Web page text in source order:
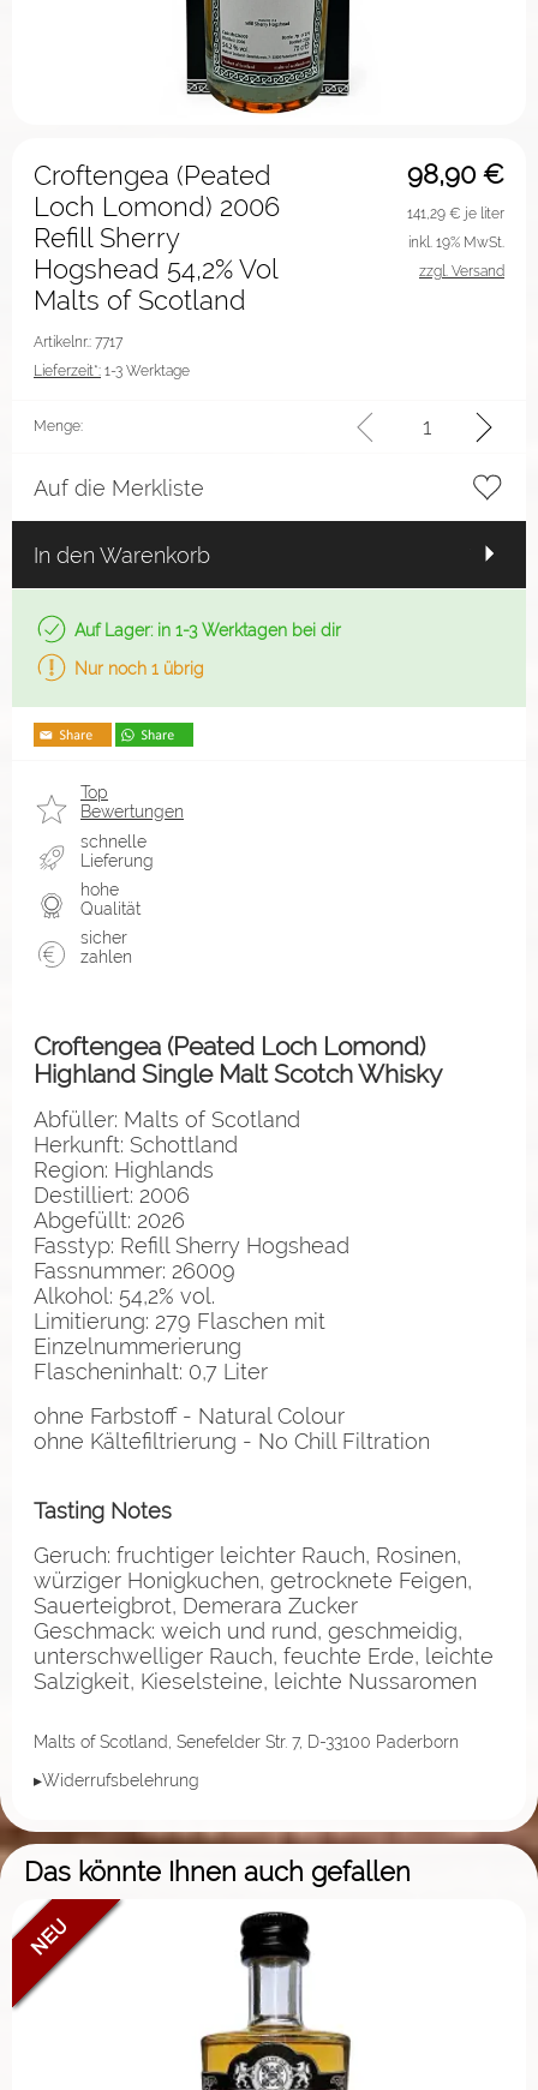
98,90 €
Croftengea (Peated
Loch Lomond) 2006
Refill Sherry
Hogshead 54,2% Vol
Malts of Scotland
Artikelnr.: 7717
Lieferzeit*: 1-3 Werktage
141,29 € je liter
inkl. 19% MwSt.
zzgl. Versand
Menge:
Auf die Merkliste
In den Warenkorb
Auf Lager: in 1-3 Werktagen bei dir
Nur noch 1 übrig
Top
Bewertungen
schnelle
Lieferung
hohe
Qualität
sicher
zahlen
Croftengea (Peated Loch Lomond)
Highland Single Malt Scotch Whisky
Abfüller: Malts of Scotland
Herkunft: Schottland
Region: Highlands
Destilliert: 2006
Abgefüllt: 2026
Fasstyp: Refill Sherry Hogshead
Fassnummer: 26009
Alkohol: 54,2% vol.
Limitierung: 279 Flaschen mit
Einzelnummerierung
Flascheninhalt: 0,7 Liter
ohne Farbstoff - Natural Colour
ohne Kältefiltrierung - No Chill Filtration
Tasting Notes
Geruch: fruchtiger leichter Rauch, Rosinen,
würziger Honigkuchen, getrocknete Feigen,
Sauerteigbrot, Demerara Zucker
Geschmack: weich und rund, geschmeidig,
unterschwelliger Rauch, feuchte Erde, leichte
Salzigkeit, Kieselsteine, leichte Nussaromen
Malts of Scotland, Senefelder Str. 7, D-33100 Paderborn
▸Widerrufsbelehrung
Das könnte Ihnen auch gefallen